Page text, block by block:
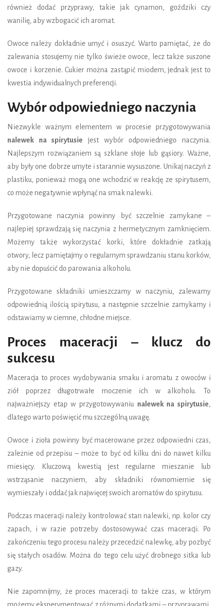
również dodać przyprawy, takie jak cynamon, goździki czy
wanilię, aby wzbogacić ich aromat.
Owoce należy dokładnie umyć i osuszyć. Warto pamiętać, że do
zalewania stosujemy nie tylko świeże owoce, lecz także suszone
owoce i korzenie. Cukier można zastąpić miodem, jednak jest to
kwestia indywidualnych preferencji.
Wybór odpowiedniego naczynia
Niezwykle ważnym elementem w procesie przygotowywania
nalewek na spirytusie jest wybór odpowiedniego naczynia.
Najlepszym rozwiązaniem są szklane słoje lub gąsiory. Ważne,
aby były one dobrze umyte i starannie wysuszone. Unikaj naczyń z
plastiku, ponieważ mogą one wchodzić w reakcję ze spirytusem,
co może negatywnie wpłynąć na smak nalewki.
Przygotowane naczynia powinny być szczelnie zamykane –
najlepiej sprawdzają się naczynia z hermetycznym zamknięciem.
Możemy także wykorzystać korki, które dokładnie zatkają
otwory, lecz pamiętajmy o regularnym sprawdzaniu stanu korków,
aby nie dopuścić do parowania alkoholu.
Przygotowane składniki umieszczamy w naczyniu, zalewamy
odpowiednią ilością spirytusu, a następnie szczelnie zamykamy i
odstawiamy w ciemne, chłodne miejsce.
Proces maceracji – klucz do
sukcesu
Maceracja to proces wydobywania smaku i aromatu z owoców i
ziół poprzez długotrwałe moczenie ich w alkoholu. To
najważniejszy etap w przygotowywaniu nalewek na spirytusie,
dlatego warto poświęcić mu szczególną uwagę.
Owoce i zioła powinny być macerowane przez odpowiedni czas,
zależnie od przepisu – może to być od kilku dni do nawet kilku
miesięcy. Kluczową kwestią jest regularne mieszanie lub
wstrząsanie naczyniem, aby składniki równomiernie się
wymieszały i oddać jak najwięcej swoich aromatów do spirytusu.
Podczas maceracji należy kontrolować stan nalewki, np. kolor czy
zapach, i w razie potrzeby dostosowywać czas maceracji. Po
zakończeniu tego procesu należy przecedzić nalewkę, aby pozbyć
się stałych osadów. Można do tego celu użyć drobnego sitka lub
gazy.
Nie zapomnijmy, że proces maceracji to także czas, w którym